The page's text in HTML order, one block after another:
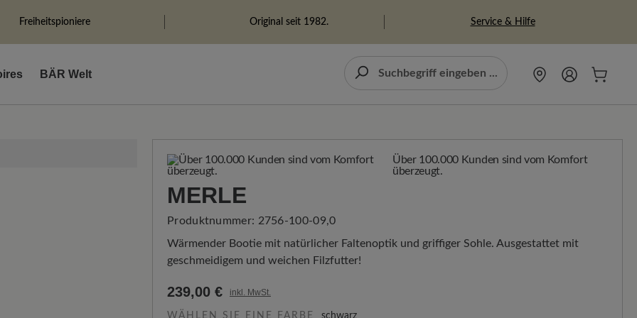
Freiheitspioniere Original seit 1982. Service & Hilfe
BÄR Welt
Über 100.000 Kunden sind vom Komfort
überzeugt.
MERLE
Produktnummer: 2756-100-09,0
Wärmender Bootie mit natürlicher Faltenoptik und griffiger Sohle. Ausgestattet mit
geschmeidigem und weichen Filzfutter!
239,00 € inkl. MwSt.
WÄHLEN SIE EINE FARBE schwarz